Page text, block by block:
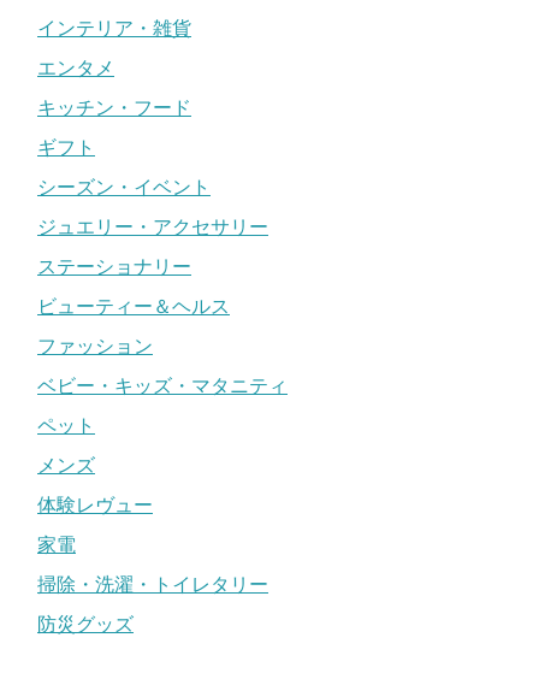
インテリア・雑貨
エンタメ
キッチン・フード
ギフト
シーズン・イベント
ジュエリー・アクセサリー
ステーショナリー
ビューティー＆ヘルス
ファッション
ベビー・キッズ・マタニティ
ペット
メンズ
体験レヴュー
家電
掃除・洗濯・トイレタリー
防災グッズ